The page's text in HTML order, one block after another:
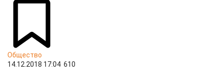
Общество
14.12.2018 17:04 610